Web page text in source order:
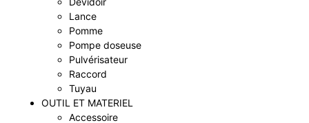
Lance
Pomme
Pompe doseuse
Pulvérisateur
Raccord
Tuyau
OUTIL ET MATERIEL
Accessoire